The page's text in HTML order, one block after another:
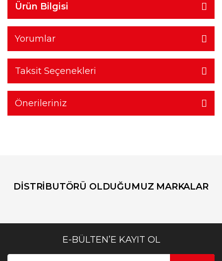
Ürün Bilgisi
Yorumlar
Taksit Seçenekleri
Önerileriniz
DİSTRİBUTÖRÜ OLDUĞUMUZ MARKALAR
E-BÜLTEN’E KAYIT OL